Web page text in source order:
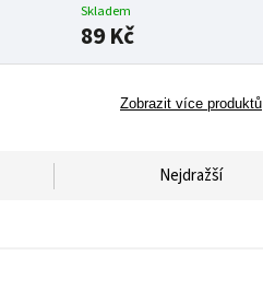
Skladem
89 Kč
Zobrazit více produktů
Nejdražší